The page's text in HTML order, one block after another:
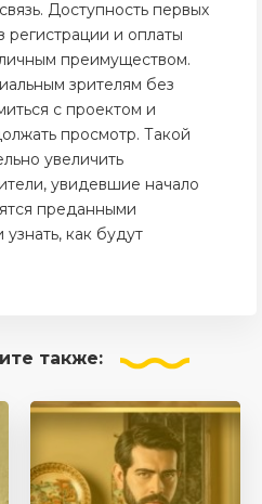
Доступность первых
регистрации и оплаты
преимуществом.
зрителям без
с проектом и
просмотр. Такой
увеличить
увидевшие начало
преданными
как будут
также: